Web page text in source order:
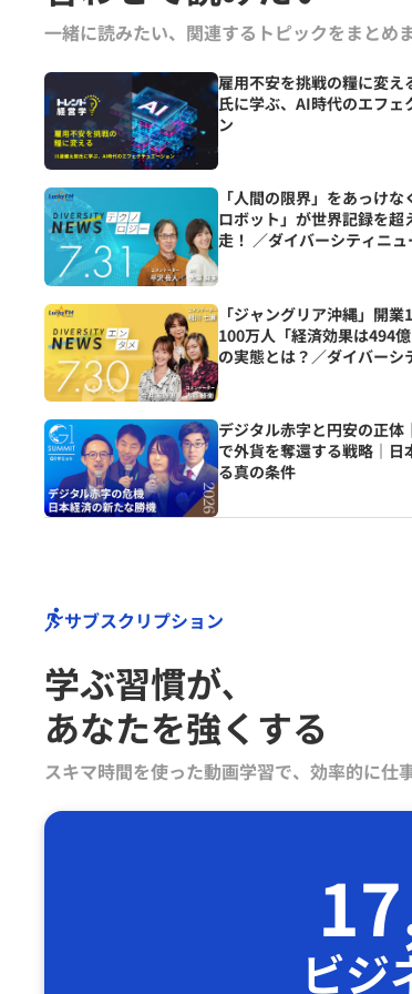
一緒に読みたい、関連するトピックをまとめ
雇用不安を挑戦の糧に変
氏に学ぶ、AI時代のエフェ
ン
「人間の限界」をあっけ
ロボット」が世界記録を超
走！ ／ダイバーシティニ
「ジャングリア沖縄」開
100万人「経済効果は494
の実態とは？／ダイバーシ
デジタル赤字と円安の正体
で外貨を奪還する戦略｜日
る真の条件
サブスクリプション
学ぶ習慣が､
あなたを強くする
スキマ時間を使った動画学習で、効率的に仕
ビジ